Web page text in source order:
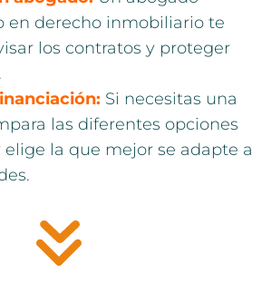
en derecho inmobiliario te
los contratos y proteger
Si necesitas una
las diferentes opciones
la que mejor se adapte a